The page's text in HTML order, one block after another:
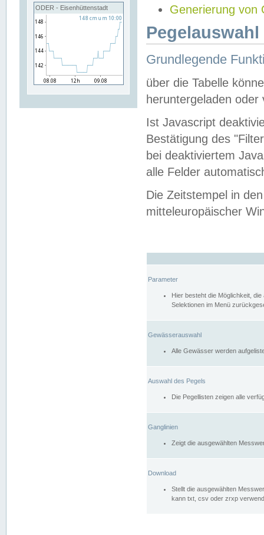
ODER - Eisenhüttenstadt
Generierung von
Grundlegende
über die Tabelle
heruntergeladen oder
Ist Javascript
Bestätigung des
bei deaktiviertem
alle Felder
Die Zeitstempel in
mitteleuropäischer
Parameter
Hier besteht die Möglichkeit,
Selektionen im Menü
Gewässerauswahl
Alle Gewässer werden
Auswahl des Pegels
Die Pegellisten zeigen alle
Ganglinien
Zeigt die ausgewählten
Download
Stellt die ausgewählten
kann txt, csv oder zrxp